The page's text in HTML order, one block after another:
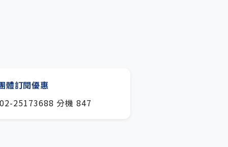
體訂閱優惠
25173688 分機 847